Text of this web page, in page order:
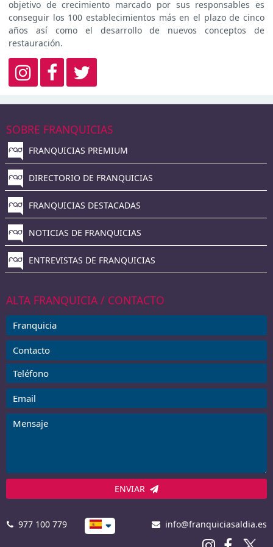
objetivo de crecimiento marcado por sus responsables es
conseguir los 100 establecimientos más en el plazo de cinco
años así como el desarrollo de nuevos conceptos de
restauración.
SOBRE FRANQUICIAS
FRANQUICIAS PREMIUM
DIRECTORIO DE FRANQUICIAS
FRANQUICIAS DESTACADAS
NOTICIAS DE FRANQUICIAS
ENTREVISTAS DE FRANQUICIAS
ALTA FRANQUICIA / CONTACTO
ENVIAR
977 100 779 info@franquiciasaldia.es